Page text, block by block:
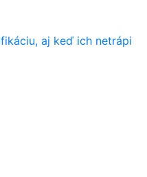
aj keď ich netrápi